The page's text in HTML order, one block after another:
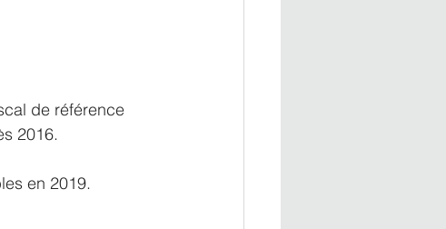
de référence
2016.
en 2019.